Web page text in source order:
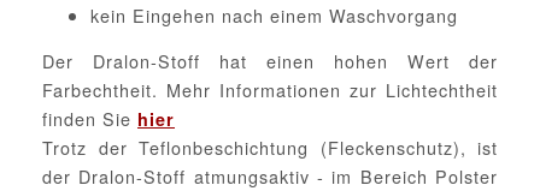
kein Eingehen nach einem Waschvorgang
Der Dralon-Stoff hat einen hohen Wert der
Farbechtheit. Mehr Informationen zur Lichtechtheit
finden Sie hier
Trotz der Teflonbeschichtung (Fleckenschutz), ist
der Dralon-Stoff atmungsaktiv - im Bereich Polster